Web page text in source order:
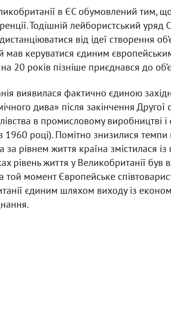
в ЄС обумовлений тим,
Тодішній лейбористський уряд
від ідеї створення
мав керуватися єдиним
20 років пізніше приєднався до
виявилася фактично єдиною
дива» після закінчення Другої
в промисловому виробництві
1960 році). Помітно знизилися
за рівнем життя країна змістилася
рівень життя у Великобританії
момент Європейське
єдиним шляхом виходу із